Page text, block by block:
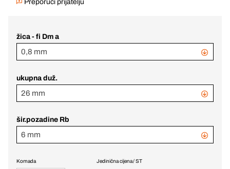
Preporuči prijatelju
žica - fi Dm a
0,8 mm
ukupna duž.
26 mm
šir.pozadine Rb
6 mm
Jedinična cijena / ST
Komada